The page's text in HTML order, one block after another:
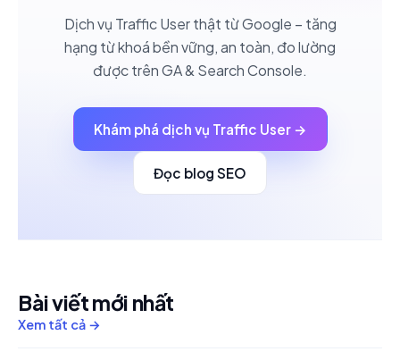
Dịch vụ Traffic User thật từ Google – tăng
hạng từ khoá bền vững, an toàn, đo lường
được trên GA & Search Console.
Khám phá dịch vụ Traffic User →
Đọc blog SEO
Bài viết mới nhất
Xem tất cả →